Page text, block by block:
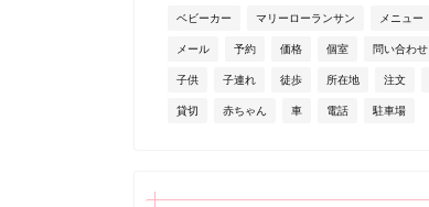
ベビーカー
マリーローランサン
メニュー
メール
予約 価格 個室 問い合わせ
子供
子連れ 徒歩 所在地 注文
貸切
赤ちゃん 車 電話 駐車場